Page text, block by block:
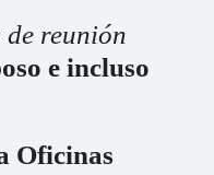
de reunión
e incluso
Oficinas